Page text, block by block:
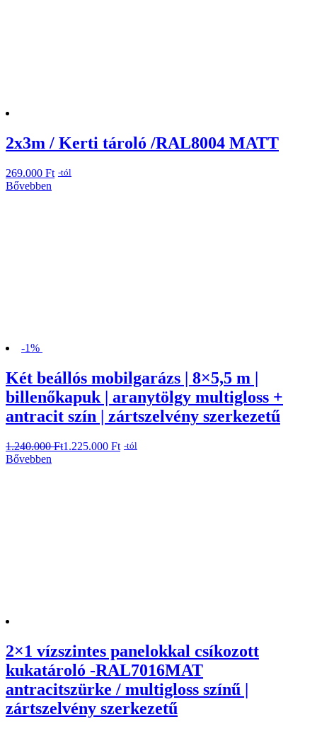
2x3m / Kerti tároló /RAL8004 MATT
-tól
269.000 Ft
Bővebben
-1%
Két beállós mobilgarázs | 8×5,5 m |
billenőkapuk | aranytölgy multigloss +
antracit szín | zártszelvény szerkezetű
-tól
1.240.000Ft
Original
price
1.225.000 Ft
Current
price
Bővebben
2×1 vízszintes panelokkal csíkozott
kukatároló -RAL7016MAT
antracitszürke / multigloss színű |
zártszelvény szerkezetű